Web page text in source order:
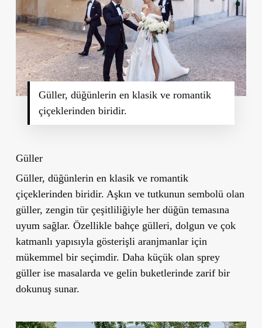
Güller, düğünlerin en klasik ve romantik
çiçeklerinden biridir.
Güller
Güller, düğünlerin en klasik ve romantik
çiçeklerinden biridir. Aşkın ve tutkunun sembolü olan
güller, zengin tür çeşitliliğiyle her düğün temasına
uyum sağlar. Özellikle bahçe gülleri, dolgun ve çok
katmanlı yapısıyla gösterişli aranjmanlar için
mükemmel bir seçimdir. Daha küçük olan sprey
güller ise masalarda ve gelin buketlerinde zarif bir
dokunuş sunar.